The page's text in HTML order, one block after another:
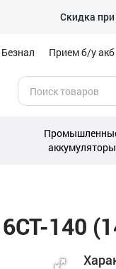
Скидка
Безнал Прием б/у акб
аккумуляторы
140